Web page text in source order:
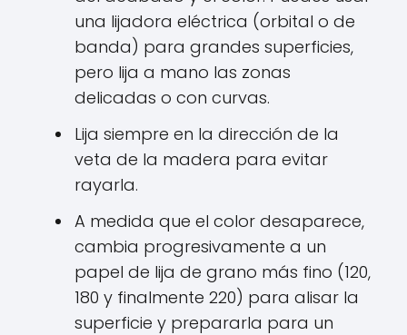
una lijadora eléctrica (orbital o de
banda) para grandes superficies,
pero lija a mano las zonas
delicadas o con curvas.
Lija siempre en la dirección de la
veta de la madera para evitar
rayarla.
A medida que el color desaparece,
cambia progresivamente a un
papel de lija de grano más fino (120,
180 y finalmente 220) para alisar la
superficie y prepararla para un